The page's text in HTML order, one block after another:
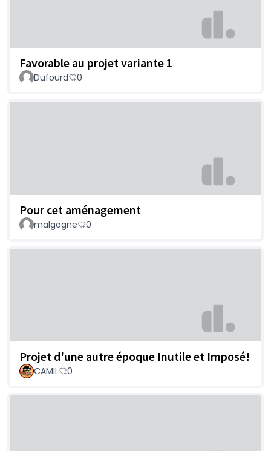
Favorable au projet variante 1
Dufourd 0
Pour cet aménagement
malgogne 0
Projet d'une autre époque Inutile et Imposé!
CAMIL 0